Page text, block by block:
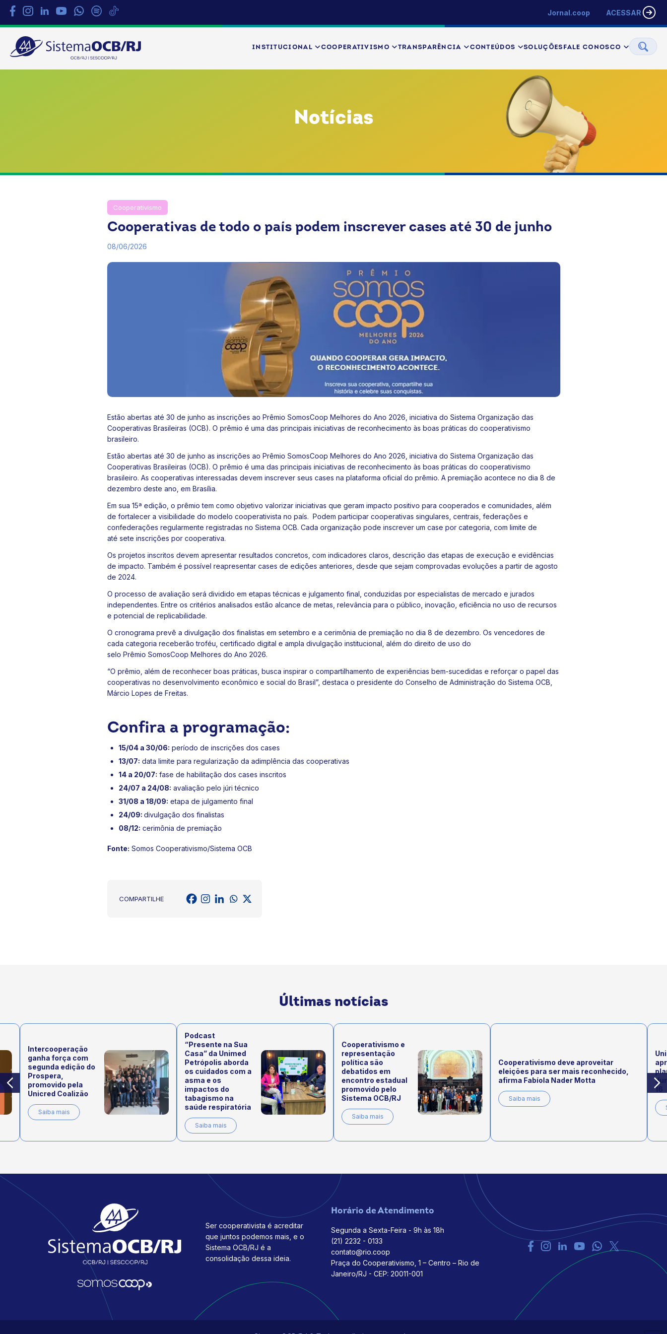
Jornal.coop ACESSAR
Sistema
INSTITUCIONAL COOPERATIVISMO TRANSPARÊNCIA CONTEÚDOS SOLUÇÕES FALE CONOSCO
Notícias
Cooperativismo
Cooperativas de todo o país podem inscrever cases até 30 de junho
08/06/2026
Estão abertas até 30 de junho as inscrições ao Prêmio SomosCoop Melhores do Ano 2026 , iniciativa do Sistema Organização das
Cooperativas Brasileiras (OCB). O prêmio é uma das principais iniciativas de reconhecimento às boas práticas do cooperativismo
brasileiro.
Estão abertas até 30 de junho as inscrições ao Prêmio SomosCoop Melhores do Ano 2026 , iniciativa do Sistema Organização das
Cooperativas Brasileiras (OCB). O prêmio é uma das principais iniciativas de reconhecimento às boas práticas do cooperativismo
brasileiro. As cooperativas interessadas devem inscrever seus cases na plataforma oficial do prêmio. A premiação acontece no dia 8 de
dezembro deste ano, em Brasília.
Em sua 15ª edição, o prêmio tem como objetivo valorizar iniciativas que geram impacto positivo para cooperados e comunidades, além
de fortalecer a visibilidade do modelo cooperativista no país. Podem participar cooperativas singulares, centrais, federações e
confederações regularmente registradas no Sistema OCB. Cada organização pode inscrever um case por categoria, com limite de
até sete inscrições por cooperativa.
Os projetos inscritos devem apresentar resultados concretos, com indicadores claros, descrição das etapas de execução e evidências
de impacto. Também é possível reapresentar cases de edições anteriores, desde que sejam comprovadas evoluções a partir de agosto
de 2024.
O processo de avaliação será dividido em etapas técnicas e julgamento final, conduzidas por especialistas de mercado e jurados
independentes. Entre os critérios analisados estão alcance de metas, relevância para o público, inovação, eficiência no uso de recursos
e potencial de replicabilidade.
O cronograma prevê a divulgação dos finalistas em setembro e a cerimônia de premiação no dia 8 de dezembro. Os vencedores de
cada categoria receberão troféu, certificado digital e ampla divulgação institucional, além do direito de uso do
selo Prêmio SomosCoop Melhores do Ano 2026.
“O prêmio, além de reconhecer boas práticas, busca inspirar o compartilhamento de experiências bem-sucedidas e reforçar o papel das
cooperativas no desenvolvimento econômico e social do Brasil”, destaca o presidente do Conselho de Administração do Sistema OCB,
Márcio Lopes de Freitas.
Confira a programação:
15/04 a 30/06: período de inscrições dos cases
13/07: data limite para regularização da adimplência das cooperativas
14 a 20/07: fase de habilitação dos cases inscritos
24/07 a 24/08: avaliação pelo júri técnico
31/08 a 18/09: etapa de julgamento final
24/09: divulgação dos finalistas
08/12: cerimônia de premiação
Fonte: Somos Cooperativismo/Sistema OCB
COMPARTILHE
Últimas notícias
Intercooperação
ganha força com
segunda edição do
Prospera,
promovido pela
Unicred Coalizão
Saiba mais
Podcast
“Presente na Sua
Casa” da Unimed
Petrópolis aborda
os cuidados com a
asma e os
impactos do
tabagismo na
saúde respiratória
Saiba mais
Cooperativismo e
representação
política são
debatidos em
encontro estadual
promovido pelo
Sistema OCB/RJ
Saiba mais
Cooperativismo deve aproveitar
eleições para ser mais reconhecido,
afirma Fabíola Nader Motta
Saiba mais
16
Ser cooperativista é acreditar
que juntos podemos mais, e o
Sistema OCB/RJ é a
consolidação dessa ideia.
Horário de Atendimento
Segunda a Sexta-Feira - 9h às 18h
(21) 2232 - 0133
contato@rio.coop
Praça do Cooperativismo, 1 – Centro – Rio de
Janeiro/RJ - CEP: 20011-001